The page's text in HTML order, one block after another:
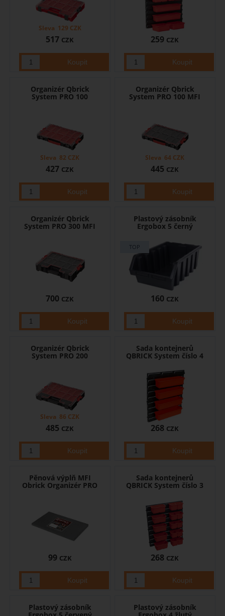
517 CZK
Sleva 129 CZK
259 CZK
Organizér Qbrick
System PRO 100
427 CZK
Sleva 82 CZK
Organizér Qbrick
System PRO 100 MFI
445 CZK
Sleva 64 CZK
Organizér Qbrick
System PRO 300 MFI
700 CZK
Plastový zásobník
Ergobox 5 černý
160 CZK
Organizér Qbrick
System PRO 200
485 CZK
Sleva 86 CZK
Sada kontejnerů
QBRICK System číslo 4
268 CZK
Pěnová výplň MFI
Obrick Organizér PRO
99 CZK
Sada kontejnerů
QBRICK System číslo 3
268 CZK
Plastový zásobník Plastový zásobník